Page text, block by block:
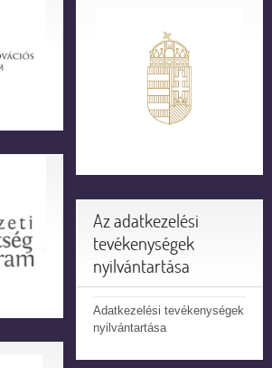
Az adatkezelési
tevékenységek
nyilvántartása
Adatkezelési tevékenységek
nyilvántartása